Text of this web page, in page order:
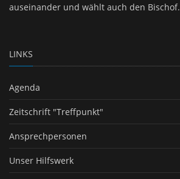
auseinander und wählt auch den Bischof.
LINKS
Agenda
Zeitschrift "Treffpunkt"
Ansprechpersonen
Unser Hilfswerk